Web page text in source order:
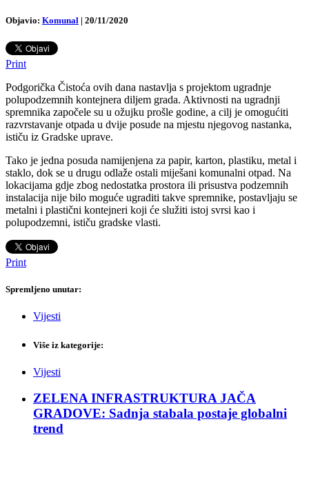
Objavio: Komunal | 20/11/2020
Print
Podgorička Čistoća ovih dana nastavlja s projektom ugradnje
polupodzemnih kontejnera diljem grada. Aktivnosti na ugradnji
spremnika započele su u ožujku prošle godine, a cilj je omogućiti
razvrstavanje otpada u dvije posude na mjestu njegovog nastanka,
ističu iz Gradske uprave.
Tako je jedna posuda namijenjena za papir, karton, plastiku, metal i
staklo, dok se u drugu odlaže ostali miješani komunalni otpad. Na
lokacijama gdje zbog nedostatka prostora ili prisustva podzemnih
instalacija nije bilo moguće ugraditi takve spremnike, postavljaju se
metalni i plastični kontejneri koji će služiti istoj svrsi kao i
polupodzemni, ističu gradske vlasti.
Print
Spremljeno unutar:
Vijesti
Više iz kategorije:
Vijesti
ZELENA INFRASTRUKTURA JAČA
GRADOVE: Sadnja stabala postaje globalni
trend